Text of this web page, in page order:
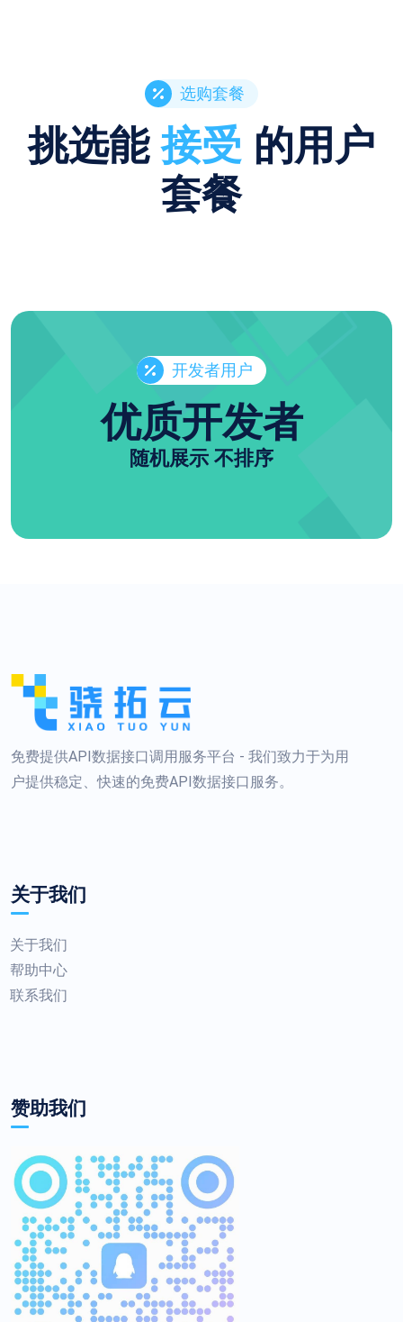
选购套餐
挑选能接受 的用户
套餐
开发者用户
优质开发者
随机展示 不排序
免费提供API数据接口调用服务平台 - 我们致力于为用
户提供稳定、快速的免费API数据接口服务。
关于我们
关于我们
帮助中心
联系我们
赞助我们